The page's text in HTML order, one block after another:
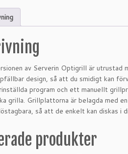
av Serverin Optigrill är
design, så att du smidigt kan
program och ett manuellt
grilla. Grillplattorna är belagda med
så att de enkelt kan diskas i
produkter